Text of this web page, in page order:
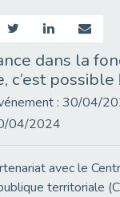
dans la
c’est possible
: 30/04/
04/2024
avec le
territoriale